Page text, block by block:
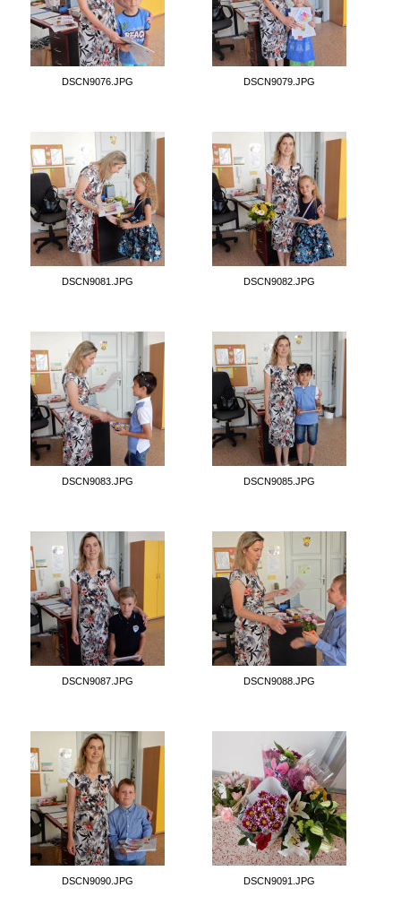
DSCN9076.JPG DSCN9079.JPG
DSCN9081.JPG DSCN9082.JPG
DSCN9083.JPG DSCN9085.JPG
DSCN9087.JPG DSCN9088.JPG
DSCN9090.JPG DSCN9091.JPG